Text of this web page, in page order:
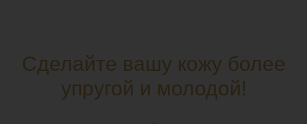
Сделайте вашу кожу более
упругой и молодой!